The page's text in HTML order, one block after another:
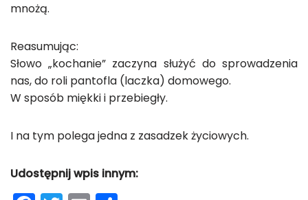
mnożą.
Reasumując:
Słowo „kochanie” zaczyna służyć do sprowadzenia
nas, do roli pantofla (laczka) domowego.
W sposób miękki i przebiegły.
I na tym polega jedna z zasadzek życiowych.
Udostępnij wpis innym: